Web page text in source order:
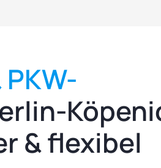
& flexibel